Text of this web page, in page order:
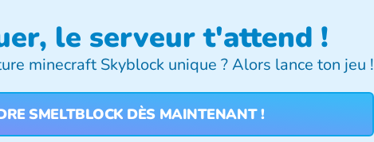
le serveur t'attend !
minecraft Skyblockunique ? Alors lance ton jeu !
SMELTBLOCK DÈS MAINTENANT !